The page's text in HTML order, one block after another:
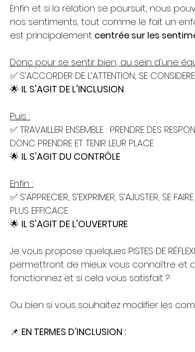
Enfin et si la relation se poursuit, nous
nos sentiments, tout comme le fait un
est principalement centrée sur les
Donc pour se sentir bien, au sein d'une
✅ S’ACCORDER DE L’ATTENTION, SE
🌟 IL S'AGIT DE L'INCLUSION
Puis :
✅ TRAVAILLER ENSEMBLE : PRENDRE DES
DONC PRENDRE ET TENIR LEUR PLACE
🌟 IL S'AGIT DU CONTRÔLE
Enfin :
✅ S’APPRECIER, S’EXPRIMER, S’AJUSTER, SE
PLUS EFFICACE
🌟 IL S'AGIT DE L'OUVERTURE
Je vous propose quelques PISTES DE
permettront de mieux vous connaître et
fonctionnez et si cela vous satisfait ?
Ou bien si vous souhaitez modifier les
📌 EN TERMES D'INCLUSION :